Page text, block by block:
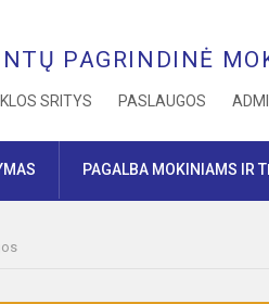
PAGRINDINĖ
SRITYS PASLAUGOS
PAGALBA MOKINIAMS IR